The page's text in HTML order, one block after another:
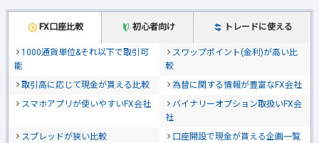
FX口座比較 初心者向け トレードに使える
1000通貨単位&それ以下で取引可
能
スワップポイント(金利)が高い比
較
取引高に応じて現金が貰える比較
為替に関する情報が豊富なFX会社
スマホアプリが使いやすいFX会社
バイナリーオプション取扱いFX会
社
スプレッドが狭い比較
口座開設で現金が貰える企画一覧